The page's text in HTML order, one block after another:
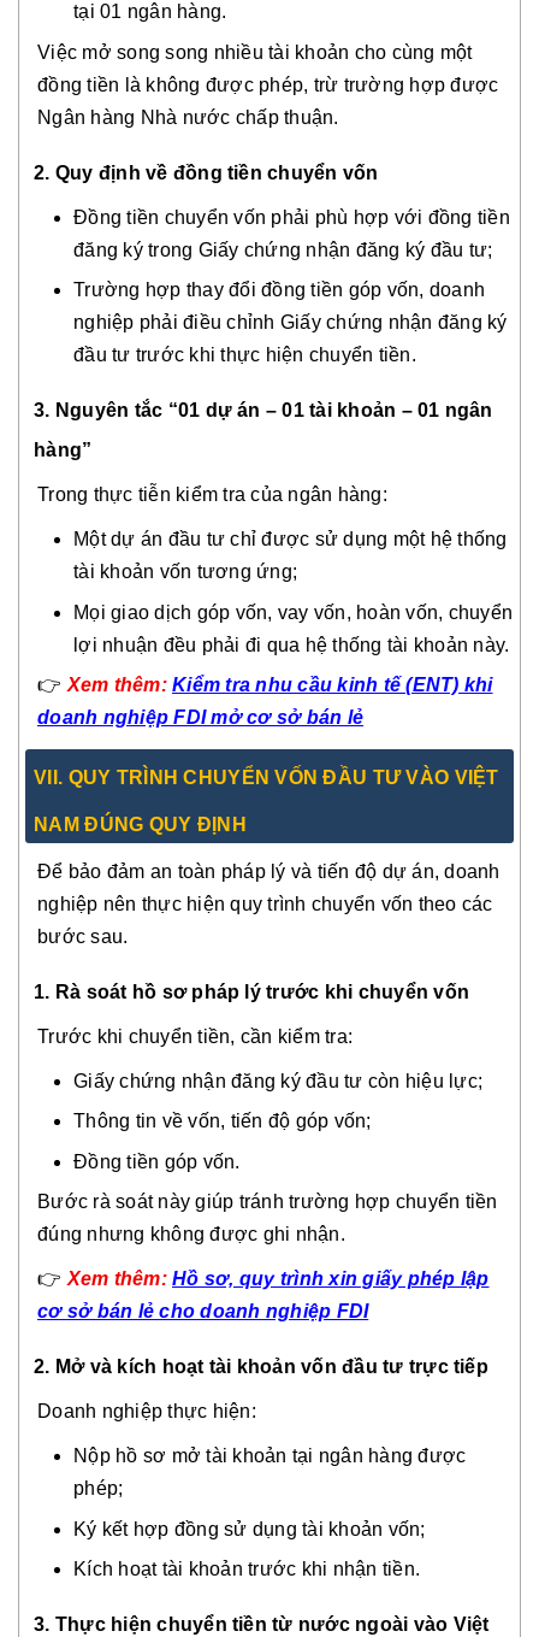
tại 01 ngân hàng.
Việc mở song song nhiều tài khoản cho cùng một
đồng tiền là không được phép, trừ trường hợp được
Ngân hàng Nhà nước chấp thuận.
2. Quy định về đồng tiền chuyển vốn
Đồng tiền chuyển vốn phải phù hợp với đồng tiền
đăng ký trong Giấy chứng nhận đăng ký đầu tư;
Trường hợp thay đổi đồng tiền góp vốn, doanh
nghiệp phải điều chỉnh Giấy chứng nhận đăng ký
đầu tư trước khi thực hiện chuyển tiền.
3. Nguyên tắc “01 dự án – 01 tài khoản – 01 ngân
hàng”
Trong thực tiễn kiểm tra của ngân hàng:
Một dự án đầu tư chỉ được sử dụng một hệ thống
tài khoản vốn tương ứng;
Mọi giao dịch góp vốn, vay vốn, hoàn vốn, chuyển
lợi nhuận đều phải đi qua hệ thống tài khoản này.
👉 Xem thêm: Kiểm tra nhu cầu kinh tế (ENT) khi
doanh nghiệp FDI mở cơ sở bán lẻ
VII. QUY TRÌNH CHUYỂN VỐN ĐẦU TƯ VÀO VIỆT
NAM ĐÚNG QUY ĐỊNH
Để bảo đảm an toàn pháp lý và tiến độ dự án, doanh
nghiệp nên thực hiện quy trình chuyển vốn theo các
bước sau.
1. Rà soát hồ sơ pháp lý trước khi chuyển vốn
Trước khi chuyển tiền, cần kiểm tra:
Giấy chứng nhận đăng ký đầu tư còn hiệu lực;
Thông tin về vốn, tiến độ góp vốn;
Đồng tiền góp vốn.
Bước rà soát này giúp tránh trường hợp chuyển tiền
đúng nhưng không được ghi nhận.
👉 Xem thêm: Hồ sơ, quy trình xin giấy phép lập
cơ sở bán lẻ cho doanh nghiệp FDI
2. Mở và kích hoạt tài khoản vốn đầu tư trực tiếp
Doanh nghiệp thực hiện:
Nộp hồ sơ mở tài khoản tại ngân hàng được
phép;
Ký kết hợp đồng sử dụng tài khoản vốn;
Kích hoạt tài khoản trước khi nhận tiền.
3. Thực hiện chuyển tiền từ nước ngoài vào Việt